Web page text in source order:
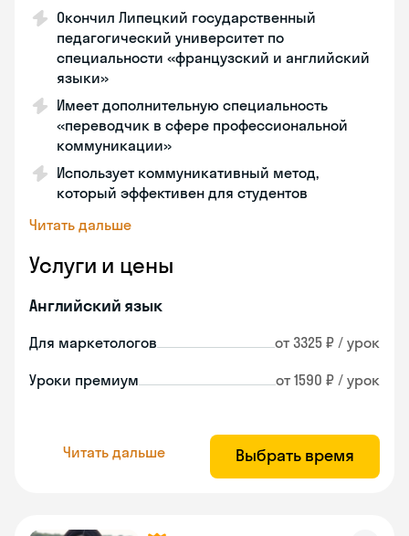
Окончил Липецкий государственный
педагогический университет по
специальности «французский и английский
языки»
Имеет дополнительную специальность
«переводчик в сфере профессиональной
коммуникации»
Использует коммуникативный метод,
который эффективен для студентов
Читать дальше
Услуги и цены
Английский язык
Для маркетологов от 3325 ₽ / урок
Уроки премиум от 1590 ₽ / урок
Читать дальше Выбрать время